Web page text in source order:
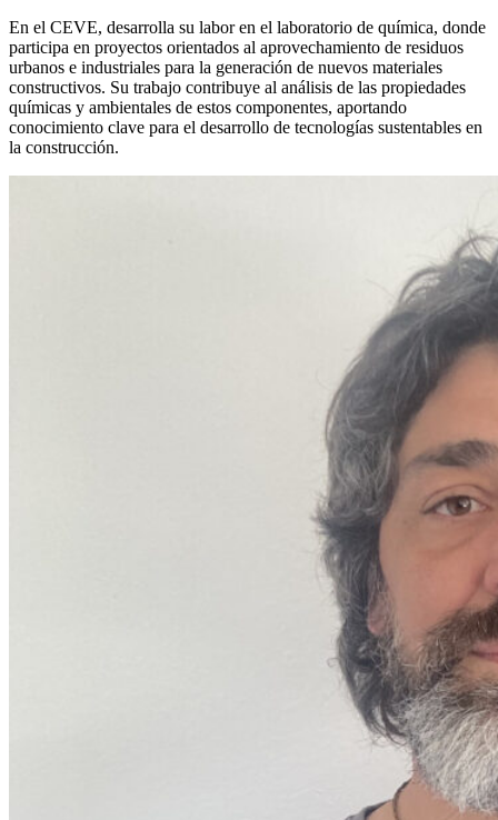
En el CEVE, desarrolla su labor en el laboratorio de química, donde
participa en proyectos orientados al aprovechamiento de residuos
urbanos e industriales para la generación de nuevos materiales
constructivos. Su trabajo contribuye al análisis de las propiedades
químicas y ambientales de estos componentes, aportando
conocimiento clave para el desarrollo de tecnologías sustentables en
la construcción.